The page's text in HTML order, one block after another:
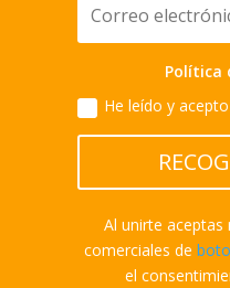
Política
He leído y
Al unirte aceptas
comerciales de
el